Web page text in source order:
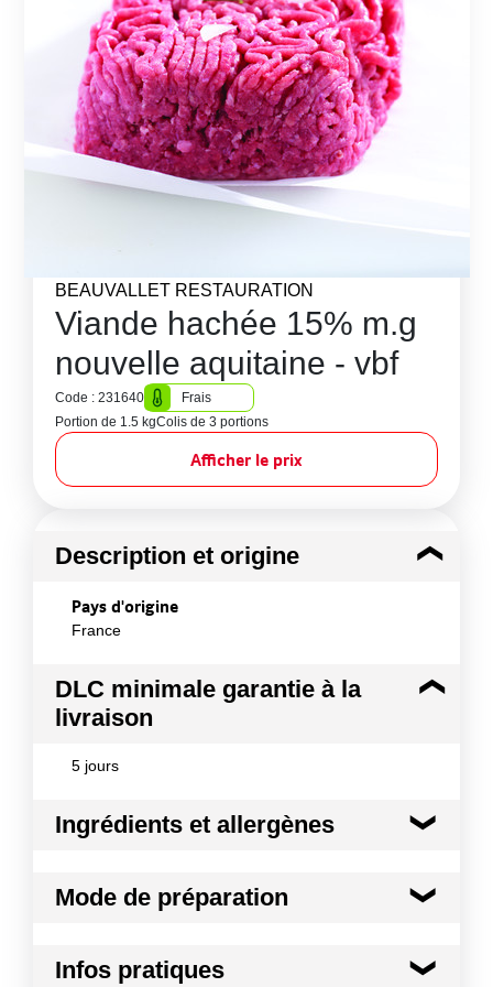
BEAUVALLET RESTAURATION
Viande hachée 15% m.g
nouvelle aquitaine - vbf
Code : 231640
Frais
Portion de 1.5 kgColis de 3 portions
Afficher le prix
Description et origine
Pays d'origine
France
DLC minimale garantie à la
livraison
5 jours
Ingrédients et allergènes
100% viande bovine
Opérations
Mode de préparation
d¿ouvrir les barquettes quelques minutes
Infos pratiques